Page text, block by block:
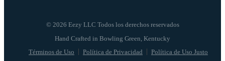
© 2026 Eezy LLC Todos los derechos reservados
Términos de Uso Política de Privacidad Política de Uso Justo